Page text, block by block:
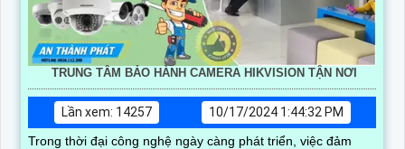
TRUNG TÂM BẢO HÀNH CAMERA HIKVISION TẬN NƠI
Lần xem: 14257
10/17/2024 1:44:32 PM
Trong thời đại công nghệ ngày càng phát triển, việc đảm